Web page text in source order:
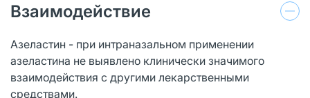
Взаимодействие
Азеластин - при интраназальном применении
азеластина не выявлено клинически значимого
взаимодействия с другими лекарственными
средствами.